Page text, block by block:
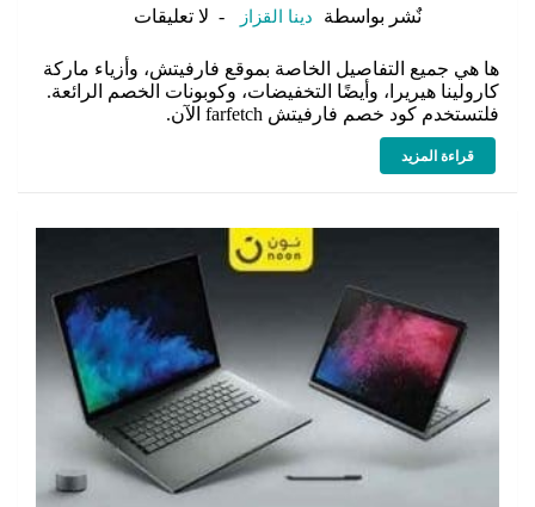
نٌشر بواسطة
دينا القزاز لا تعليقات
ها هي جميع التفاصيل الخاصة بموقع فارفيتش، وأزياء ماركة
كارولينا هيريرا، وأيضًا التخفيضات، وكوبونات الخصم الرائعة.
فلتستخدم كود خصم فارفيتش farfetch الآن.
قراءة المزيد